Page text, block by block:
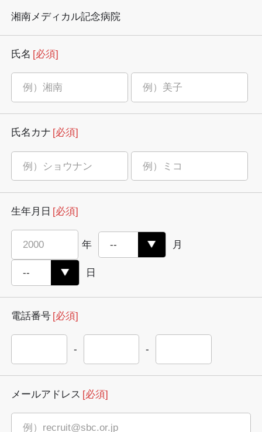
湘南メディカル記念病院
氏名 [必須]
氏名カナ [必須]
生年月日 [必須]
年 月
日
電話番号 [必須]
- -
メールアドレス [必須]